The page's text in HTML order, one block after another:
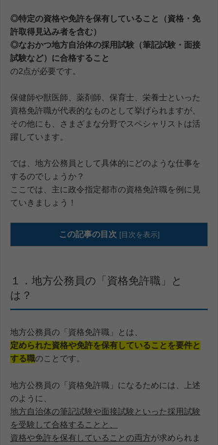
◎特定の資格や免許を保有していること（資格・免
許取得見込み者を含む）
◎なおかつ地方自治体の採用試験（筆記試験・面接
試験など）に合格すること
の2点が必要です。
保健師や獣医師、薬剤師、保育士、栄養士といった
資格免許職が代表的なものとして挙げられますが、
その他にも、さまざまな分野でスペシャリストは活
躍しています。
では、地方公務員として具体的にどのような仕事を
するのでしょうか？
ここでは、主に政令指定都市の資格免許職を例に見
ていきましょう！
この記事の目次 [目次を表示]
１．地方公務員の「資格免許職」と
は？
地方公務員の「資格免許職」とは、
定められた資格や免許を保有していることを要件と
する職のことです。
地方公務員の「資格免許職」になるためには、上述
のように、
地方自治体の筆記試験や面接試験といった採用試験
を受験して合格することと、
資格や免許を保有していることの両方が求められま